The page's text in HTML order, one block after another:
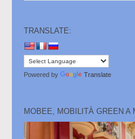
TRANSLATE:
Powered by Translate
MOBEE, MOBILITÀ GREEN A